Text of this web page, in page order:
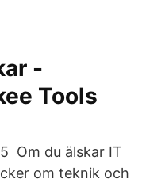
-
Tools
Om du älskar IT
om teknik och